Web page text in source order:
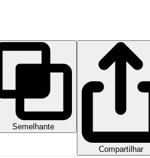
Semelhante
Compartilhar